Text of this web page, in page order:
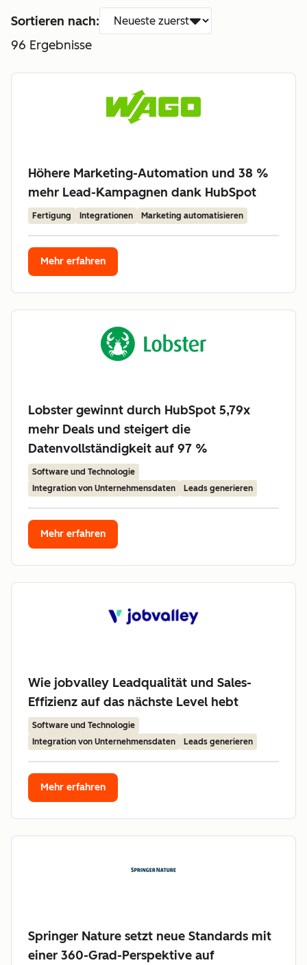
Sortieren nach:
96 Ergebnisse
Höhere Marketing-Automation und 38 %
mehr Lead-Kampagnen dank HubSpot
Fertigung Integrationen Marketing automatisieren
Mehr erfahren
Lobster gewinnt durch HubSpot 5,79x
mehr Deals und steigert die
Datenvollständigkeit auf 97 %
Software und Technologie
Integration von Unternehmensdaten
Leads generieren
Mehr erfahren
Wie jobvalley Leadqualität und Sales-
Effizienz auf das nächste Level hebt
Software und Technologie
Integration von Unternehmensdaten
Leads generieren
Mehr erfahren
Springer Nature setzt neue Standards mit
einer 360-Grad-Perspektive auf